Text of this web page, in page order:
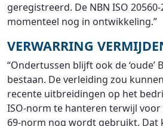
geregistreerd. De NBN ISO
momenteel nog in ontwikkeling.”
VERWARRING
“Ondertussen blijft ook de ‘oude’
bestaan. De verleiding zou
recente uitbreidingen op het
ISO-norm te hanteren terwijl voor
69-norm nog wordt gebruikt. Dat